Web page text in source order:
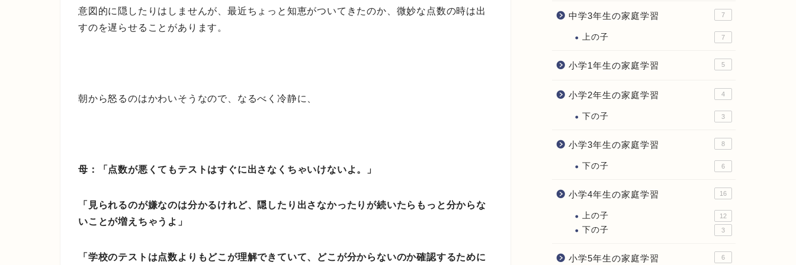
意図的に隠したりはしませんが、最近ちょっと知恵がついてきたのか、微妙な点数の時は出
すのを遅らせることがあります。
朝から怒るのはかわいそうなので、なるべく冷静に、
母：「点数が悪くてもテストはすぐに出さなくちゃいけないよ。」
「見られるのが嫌なのは分かるけれど、隠したり出さなかったりが続いたらもっと分からな
いことが増えちゃうよ」
「学校のテストは点数よりもどこが理解できていて、どこが分からないのか確認するために
中学3年生の家庭学習 7
上の子 7
小学1年生の家庭学習 5
小学2年生の家庭学習 4
下の子 3
小学3年生の家庭学習 8
下の子 6
小学4年生の家庭学習 16
上の子 12
下の子 3
小学5年生の家庭学習 6